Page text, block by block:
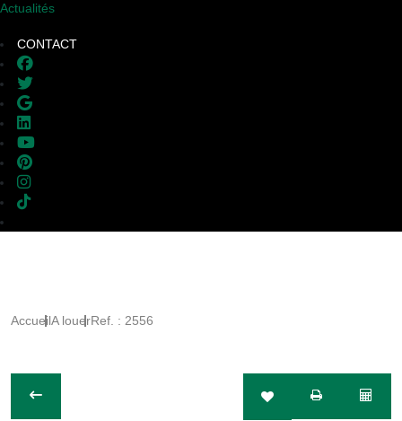
Actualités
CONTACT
AccueilA louerRef. : 2556